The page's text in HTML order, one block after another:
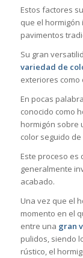
Estos factores
que el
pavimentos
Su gran
variedad de
exteriores como
En pocas
conocido como
hormigón sobre
color seguido
Este proceso
generalmente
acabado.
Una vez que el
momento en el
entre una gran
pulidos, siendo
rústico, el